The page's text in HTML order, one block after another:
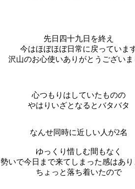
先日四十九日を終え
今はほぼほぼ日常に戻っていま
沢山のお心使いありがとうございま
心つもりはしていたものの
やはりいざとなるとバタバタ
なんせ同時に近しい人が2名
ゆっくり惜しむ間もなく
勢いで今日まで来てしまった感はあ
ちょっと落ち着いたので